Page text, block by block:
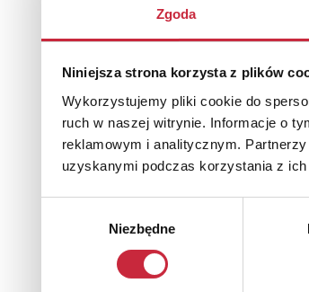
Zgoda
Niniejsza strona korzysta z plików
Wykorzystujemy pliki cookie do
ruch w naszej witrynie. Informacje o
reklamowym i analitycznym.
uzyskanymi podczas korzystania z ich
Niezbędne